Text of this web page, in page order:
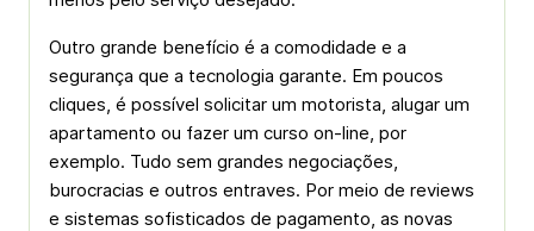
Outro grande benefício é a comodidade e a
segurança que a tecnologia garante. Em poucos
cliques, é possível solicitar um motorista, alugar um
apartamento ou fazer um curso on-line, por
exemplo. Tudo sem grandes negociações,
burocracias e outros entraves. Por meio de reviews
e sistemas sofisticados de pagamento, as novas